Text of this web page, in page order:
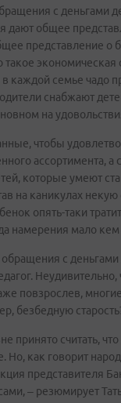
с деньгами
дают общее
представление о
такое
в каждой семье чадо
снабжают
на
чтобы
ассортимента, а
которые умеют
на каникулах
опять-таки
намерения мало
с деньгами
повзрослев,
безбедную
принято считать,
как говорит
представителя
– резюмирует